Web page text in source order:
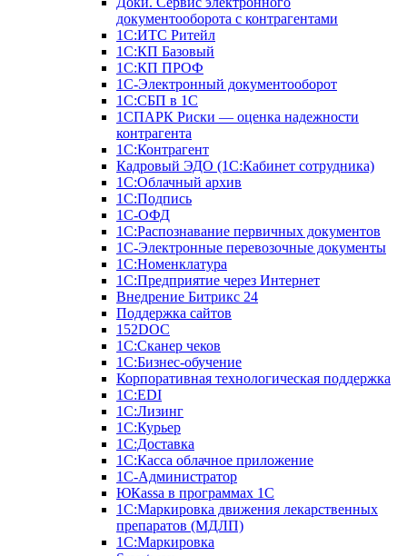
документооборота с контрагентами
1С:ИТС Ритейл
1С:КП Базовый
1С:КП ПРОФ
1С-Электронный документооборот
1С:СБП в 1С
1СПАРК Риски — оценка надежности
контрагента
1С:Контрагент
Кадровый ЭДО (1С:Кабинет сотрудника)
1С:Облачный архив
1С:Подпись
1С-ОФД
1С:Распознавание первичных документов
1С-Электронные перевозочные документы
1С:Номенклатура
1С:Предприятие через Интернет
Внедрение Битрикс 24
Поддержка сайтов
152DOC
1С:Сканер чеков
1С:Бизнес-обучение
Корпоративная технологическая поддержка
1С:ЕDI
1С:Лизинг
1С:Курьер
1С:Доставка
1С:Касса облачное приложение
1С-Администратор
ЮКаssа в программах 1С
1С:Маркировка движения лекарственных
препаратов (МДЛП)
1С:Маркировка